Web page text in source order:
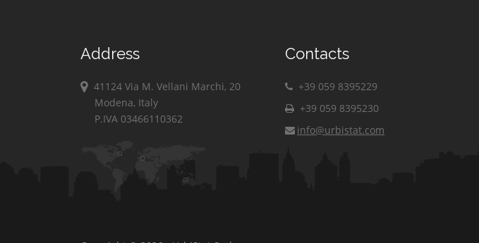
Address
41124 Via M. Vellani Marchi, 20
Modena, Italy
P.IVA 03466110362
Contacts
+39 059 8395229
+39 059 8395230
info@urbistat.com